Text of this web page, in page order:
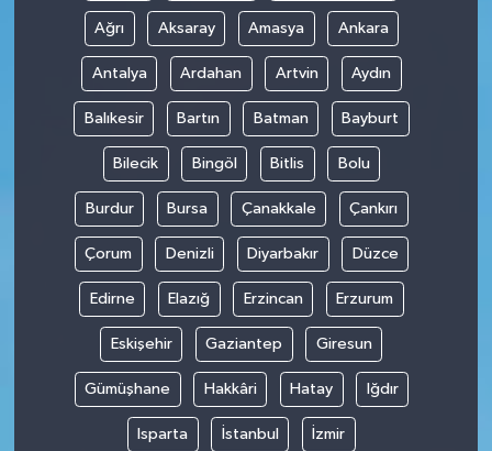
Ağrı Aksaray Amasya Ankara
Antalya Ardahan Artvin Aydın
Balıkesir Bartın Batman Bayburt
Bilecik Bingöl Bitlis Bolu
Burdur Bursa Çanakkale Çankırı
Çorum Denizli Diyarbakır Düzce
Edirne Elazığ Erzincan Erzurum
Eskişehir Gaziantep Giresun
Gümüşhane Hakkâri Hatay Iğdır
Isparta İstanbul İzmir